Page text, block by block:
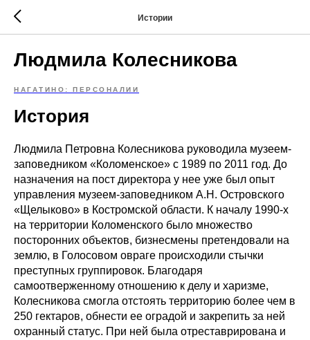
Истории
Людмила Колесникова
НАГАТИНО: ПЕРСОНАЛИИ
История
Людмила Петровна Колесникова руководила музеем-
заповедником «Коломенское» с 1989 по 2011 год. До
назначения на пост директора у нее уже был опыт
управления музеем-заповедником А.Н. Островского
«Щелыково» в Костромской области. К началу 1990-х
на территории Коломенского было множество
посторонних объектов, бизнесмены претендовали на
землю, в Голосовом овраге происходили стычки
преступных группировок. Благодаря
самоотверженному отношению к делу и харизме,
Колесникова смогла отстоять территорию более чем в
250 гектаров, обнести ее оградой и закрепить за ней
охранный статус. При ней была отреставрирована и